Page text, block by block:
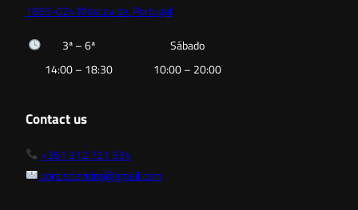
1885-024 Moscavide, Portugal
3ª – 6ª
Sábado
14:00 – 18:30
10:00 – 20:00
Contact us
+351 912 721 534
coraisdevidro@gmail.com